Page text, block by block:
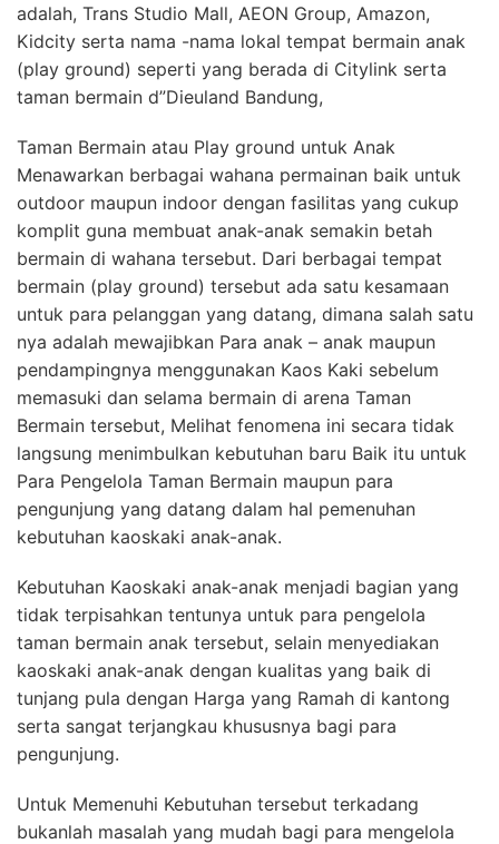
adalah, Trans Studio Mall, AEON Group, Amazon,
Kidcity serta nama -nama lokal tempat bermain anak
(play ground) seperti yang berada di Citylink serta
taman bermain d”Dieuland Bandung,
Taman Bermain atau Play ground untuk Anak
Menawarkan berbagai wahana permainan baik untuk
outdoor maupun indoor dengan fasilitas yang cukup
komplit guna membuat anak-anak semakin betah
bermain di wahana tersebut. Dari berbagai tempat
bermain (play ground) tersebut ada satu kesamaan
untuk para pelanggan yang datang, dimana salah satu
nya adalah mewajibkan Para anak – anak maupun
pendampingnya menggunakan Kaos Kaki sebelum
memasuki dan selama bermain di arena Taman
Bermain tersebut, Melihat fenomena ini secara tidak
langsung menimbulkan kebutuhan baru Baik itu untuk
Para Pengelola Taman Bermain maupun para
pengunjung yang datang dalam hal pemenuhan
kebutuhan kaoskaki anak-anak.
Kebutuhan Kaoskaki anak-anak menjadi bagian yang
tidak terpisahkan tentunya untuk para pengelola
taman bermain anak tersebut, selain menyediakan
kaoskaki anak-anak dengan kualitas yang baik di
tunjang pula dengan Harga yang Ramah di kantong
serta sangat terjangkau khususnya bagi para
pengunjung.
Untuk Memenuhi Kebutuhan tersebut terkadang
bukanlah masalah yang mudah bagi para mengelola